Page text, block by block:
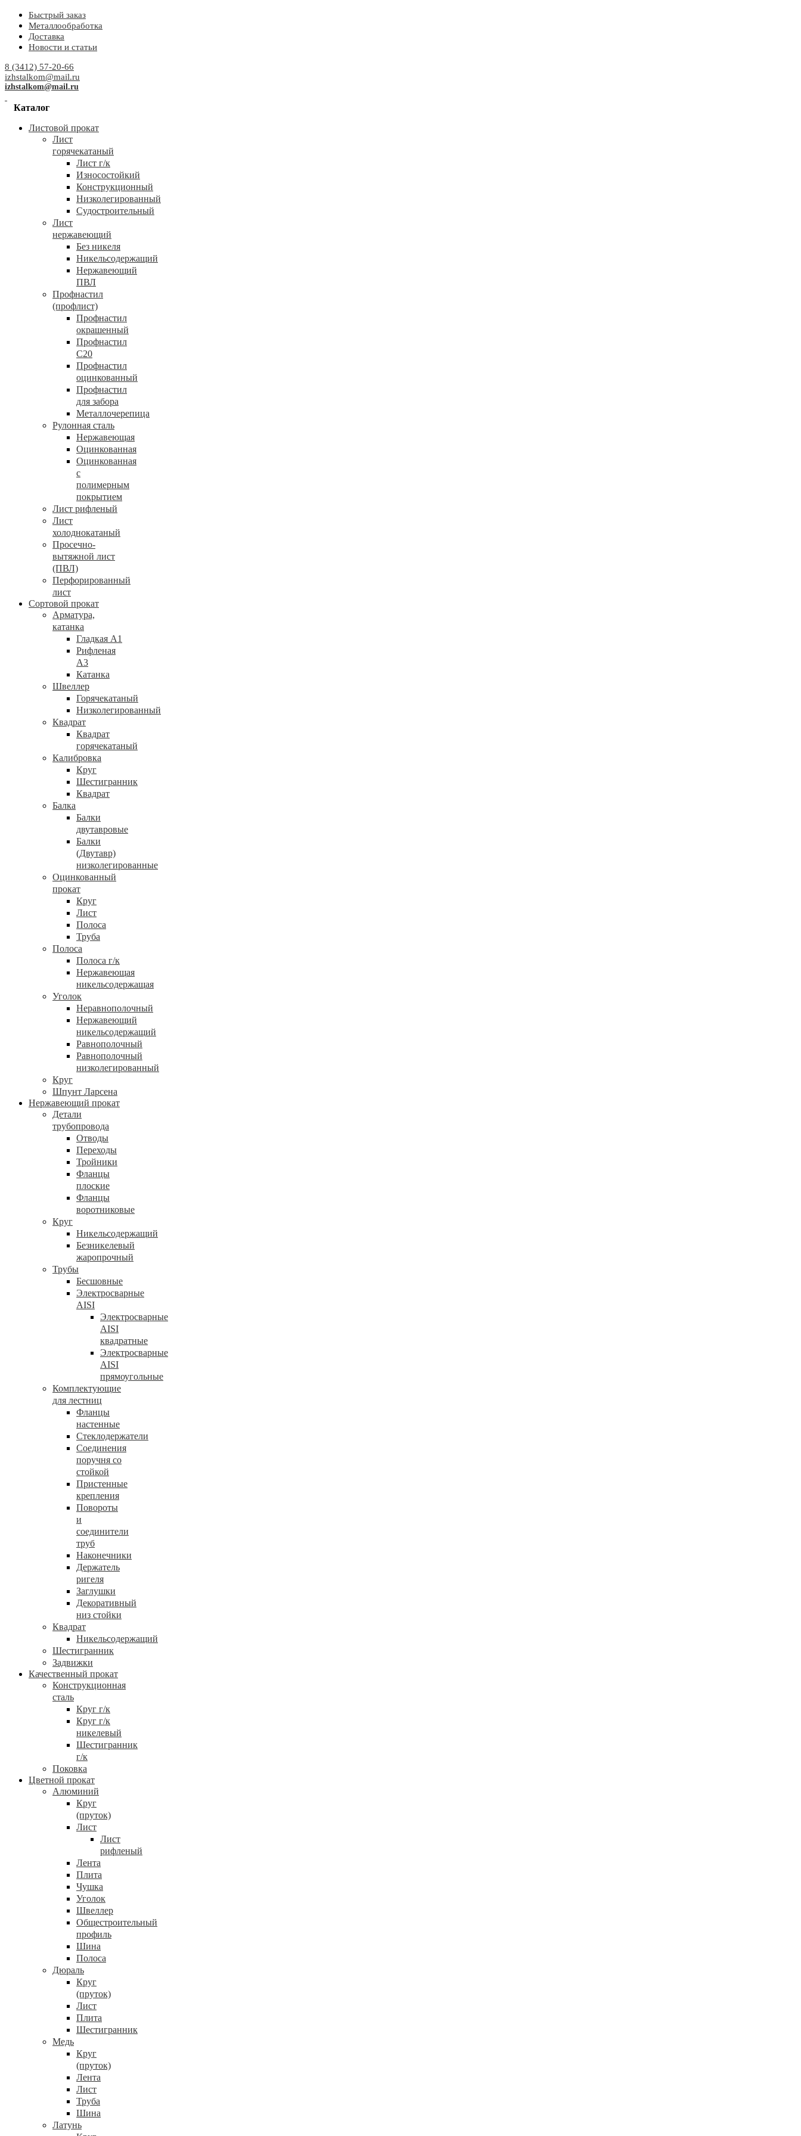
Быстрый заказ
Металлообработка
Доставка
Новости и статьи
8 (3412) 57-20-66
izhstalkom@mail.ru
izhstalkom@mail.ru
Каталог
Листовой прокат
Лист
горячекатаный
Лист г/к
Износостойкий
Конструкционный
Низколегированный
Судостроительный
Лист
нержавеющий
Без никеля
Никельсодержащий
Нержавеющий
ПВЛ
Профнастил
(профлист)
Профнастил
окрашенный
Профнастил
С20
Профнастил
оцинкованный
Профнастил
для забора
Металлочерепица
Рулонная сталь
Нержавеющая
Оцинкованная
Оцинкованная
с
полимерным
покрытием
Лист рифленый
Лист
холоднокатаный
Просечно-
вытяжной лист
(ПВЛ)
Перфорированный
лист
Сортовой прокат
Арматура,
катанка
Гладкая А1
Рифленая
А3
Катанка
Швеллер
Горячекатаный
Низколегированный
Квадрат
Квадрат
горячекатаный
Калибровка
Круг
Шестигранник
Квадрат
Балка
Балки
двутавровые
Балки
(Двутавр)
низколегированные
Оцинкованный
прокат
Круг
Лист
Полоса
Труба
Полоса
Полоса г/к
Нержавеющая
никельсодержащая
Уголок
Неравнополочный
Нержавеющий
никельсодержащий
Равнополочный
Равнополочный
низколегированный
Круг
Шпунт Ларсена
Нержавеющий прокат
Детали
трубопровода
Отводы
Переходы
Тройники
Фланцы
плоские
Фланцы
воротниковые
Круг
Никельсодержащий
Безникелевый
жаропрочный
Трубы
Бесшовные
Электросварные
AISI
Электросварные
AISI
квадратные
Электросварные
AISI
прямоугольные
Комплектующие
для лестниц
Фланцы
настенные
Стеклодержатели
Соединения
поручня со
стойкой
Пристенные
крепления
Повороты
и
соединители
труб
Наконечники
Держатель
ригеля
Заглушки
Декоративный
низ стойки
Квадрат
Никельсодержащий
Шестигранник
Задвижки
Качественный прокат
Конструкционная
сталь
Круг г/к
Круг г/к
никелевый
Шестигранник
г/к
Поковка
Цветной прокат
Алюминий
Круг
(пруток)
Лист
Лист
рифленый
Лента
Плита
Чушка
Уголок
Швеллер
Общестроительный
профиль
Шина
Полоса
Дюраль
Круг
(пруток)
Лист
Плита
Шестигранник
Медь
Круг
(пруток)
Лента
Лист
Труба
Шина
Латунь